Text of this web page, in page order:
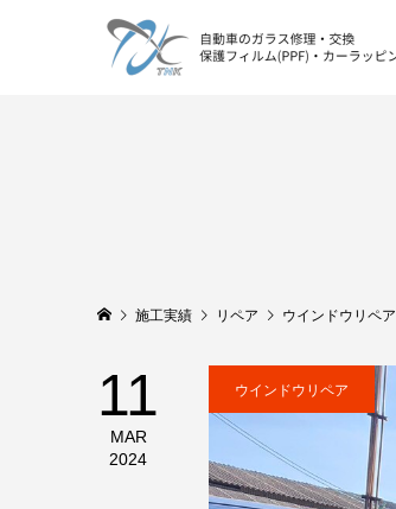
施工実績 リペア ウインドウリペア
11
MAR
2024
ウインドウリペア